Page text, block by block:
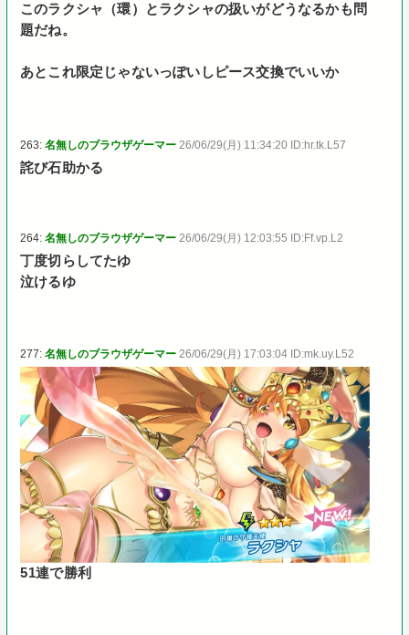
このラクシャ（環）とラクシャの扱いがどうなるかも問
題だね。
あとこれ限定じゃないっぽいしピース交換でいいか
263:名無しのブラウザゲーマー 26/06/29(月) 11:34:20 ID:hr.tk.L57
詫び石助かる
264:名無しのブラウザゲーマー 26/06/29(月) 12:03:55 ID:Ff.vp.L2
丁度切らしてたゆ
泣けるゆ
277:名無しのブラウザゲーマー 26/06/29(月) 17:03:04 ID:mk.uy.L52
51連で勝利